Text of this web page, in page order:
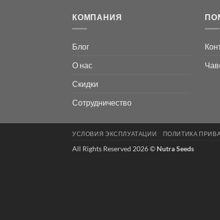
КОМПАНИЯ
Блог
О нас
Скидки
Сотрудничество
УСЛОВИЯ ЭКСПЛУАТАЦИИ ПОЛИТИКА
All Rights Reserved 2026 © Nutra Seeds